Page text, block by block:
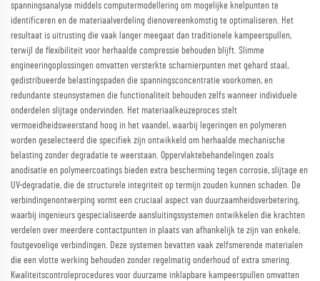
spanningsanalyse middels computermodellering om mogelijke knelpunten te
identificeren en de materiaalverdeling dienovereenkomstig te optimaliseren. Het
resultaat is uitrusting die vaak langer meegaat dan traditionele kampeerspullen,
terwijl de flexibiliteit voor herhaalde compressie behouden blijft. Slimme
engineeringoplossingen omvatten versterkte scharnierpunten met gehard staal,
gedistribueerde belastingspaden die spanningsconcentratie voorkomen, en
redundante steunsystemen die functionaliteit behouden zelfs wanneer individuele
onderdelen slijtage ondervinden. Het materiaalkeuzeproces stelt
vermoeidheidsweerstand hoog in het vaandel, waarbij legeringen en polymeren
worden geselecteerd die specifiek zijn ontwikkeld om herhaalde mechanische
belasting zonder degradatie te weerstaan. Oppervlaktebehandelingen zoals
anodisatie en polymeercoatings bieden extra bescherming tegen corrosie, slijtage en
UV-degradatie, die de structurele integriteit op termijn zouden kunnen schaden. De
verbindingenontwerping vormt een cruciaal aspect van duurzaamheidsverbetering,
waarbij ingenieurs gespecialiseerde aansluitingssystemen ontwikkelen die krachten
verdelen over meerdere contactpunten in plaats van afhankelijk te zijn van enkele,
foutgevoelige verbindingen. Deze systemen bevatten vaak zelfsmerende materialen
die een vlotte werking behouden zonder regelmatig onderhoud of extra smering.
Kwaliteitscontroleprocedures voor duurzame inklapbare kampeerspullen omvatten